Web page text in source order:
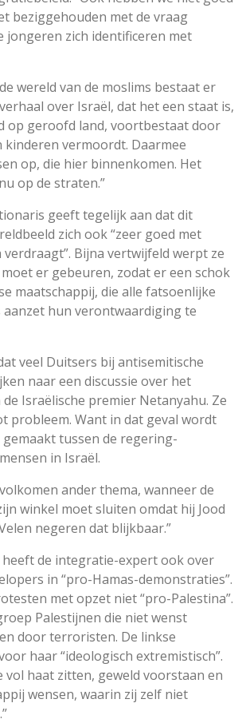
beziggehouden met de vraag
jongeren zich identificeren met
wereld van de moslims bestaat er
over Israël, dat het een staat is,
op geroofd land, voortbestaat door
kinderen vermoordt. Daarmee
op, die hier binnenkomen. Het
op de straten.”
geeft tegelijk aan dat dit
zich ook “zeer goed met
Bijna vertwijfeld werpt ze
moet er gebeuren, zodat er een schok
maatschappij, die alle fatsoenlijke
hun verontwaardiging te
veel Duitsers bij antisemitische
naar een discussie over het
Israëlische premier Netanyahu. Ze
probleem. Want in dat geval wordt
tussen de regering-
in Israël.
ander thema, wanneer de
winkel moet sluiten omdat hij Jood
negeren dat blijkbaar.”
heeft de integratie-expert ook over
in “pro-Hamas-demonstraties”.
met opzet niet “pro-Palestina”.
Palestijnen die niet wenst
door terroristen. De linkse
haar “ideologisch extremistisch”.
vol haat zitten, geweld voorstaan en
wensen, waarin zij zelf niet